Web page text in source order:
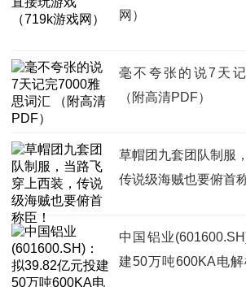
网）
毫不夸张的说7天
（附高清PDF）
草帽团九套团队制服
传说级海贼也要俯首
中国铝业
建50万吨600KA电